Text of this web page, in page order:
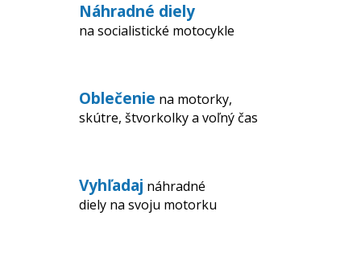
Náhradné diely
na socialistické motocykle
Oblečenie na motorky,
skútre, štvorkolky a voľný čas
Vyhľadaj náhradné
diely na svoju motorku